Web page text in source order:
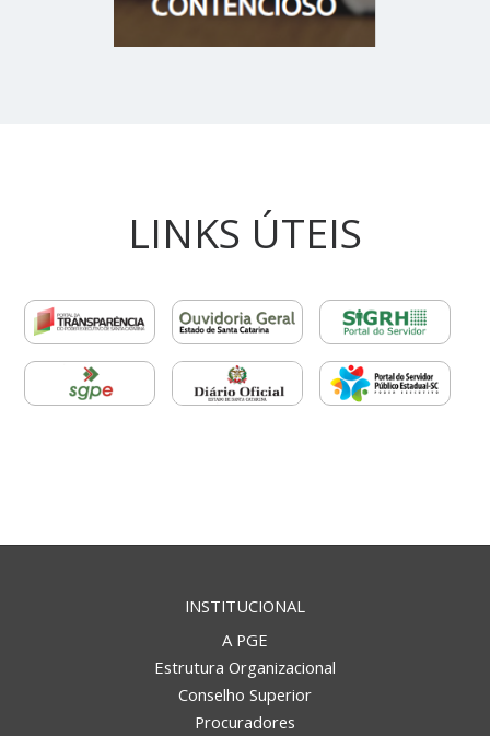
LINKS ÚTEIS
INSTITUCIONAL
A PGE
Estrutura Organizacional
Conselho Superior
Procuradores